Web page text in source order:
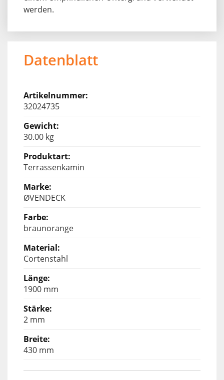
werden.
Datenblatt
32024735
30.00 kg
Terrassenkamin
ØVENDECK
braunorange
Cortenstahl
1900 mm
2 mm
430 mm